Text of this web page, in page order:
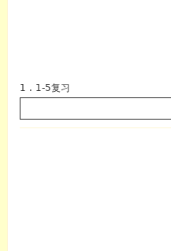
1 . 1-5复习